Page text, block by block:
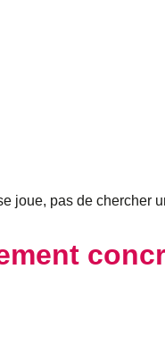
joue, pas de chercher